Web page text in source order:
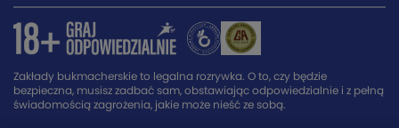
Zakłady bukmacherskie to legalna rozrywka. O to, czy będzie
bezpieczna, musisz zadbać sam, obstawiając odpowiedzialnie i z pełną
świadomością zagrożenia, jakie może nieść ze sobą.